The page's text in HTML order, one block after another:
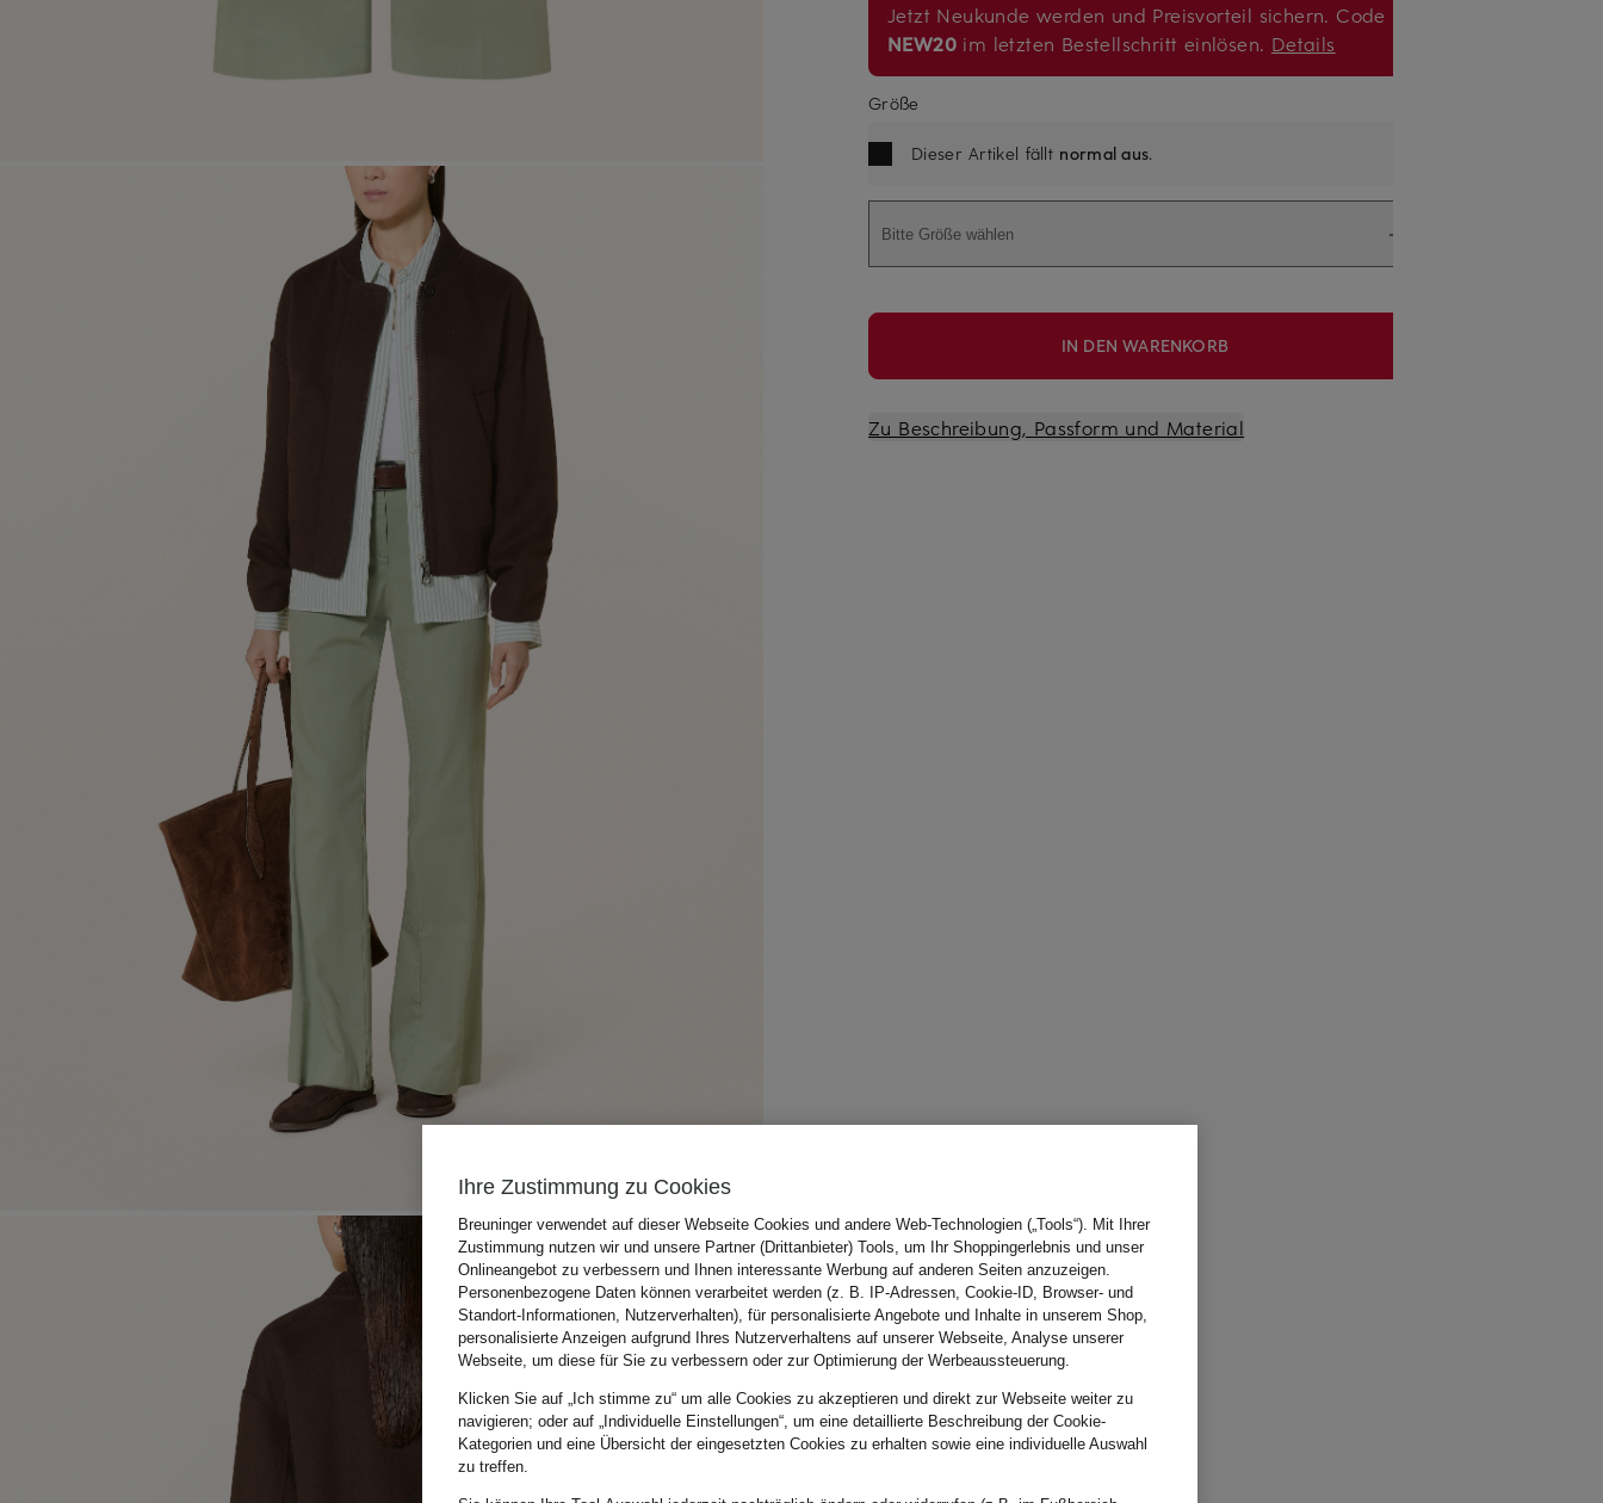
Jetzt Neukunde werden und Preisvorteil sichern. Code
NEW20 im letzten Bestellschritt einlösen. Details
Größe
Dieser Artikel fällt normal aus.
Bitte Größe wählen
IN DEN WARENKORB
Zu Beschreibung, Passform und Material
Ihre Zustimmung zu Cookies
Breuninger verwendet auf dieser Webseite Cookies und andere Web-Technologien („Tools“). Mit Ihrer
Zustimmung nutzen wir und unsere Partner (Drittanbieter) Tools, um Ihr Shoppingerlebnis und unser
Onlineangebot zu verbessern und Ihnen interessante Werbung auf anderen Seiten anzuzeigen.
Personenbezogene Daten können verarbeitet werden (z. B. IP-Adressen, Cookie-ID, Browser- und
Standort-Informationen, Nutzerverhalten), für personalisierte Angebote und Inhalte in unserem Shop,
personalisierte Anzeigen aufgrund Ihres Nutzerverhaltens auf unserer Webseite, Analyse unserer
Webseite, um diese für Sie zu verbessern oder zur Optimierung der Werbeaussteuerung.
Klicken Sie auf „Ich stimme zu“ um alle Cookies zu akzeptieren und direkt zur Webseite weiter zu
navigieren; oder auf „Individuelle Einstellungen“, um eine detaillierte Beschreibung der Cookie-
Kategorien und eine Übersicht der eingesetzten Cookies zu erhalten sowie eine individuelle Auswahl
zu treffen.